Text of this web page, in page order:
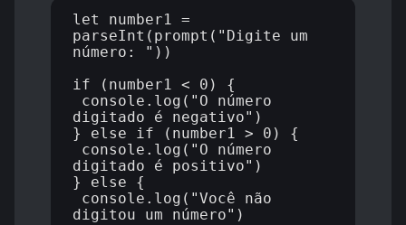
let number1 =
parseInt(prompt("Digite um
número: "))
if (number1 < 0) {
console.log("O número
digitado é negativo")
} else if (number1 > 0) {
console.log("O número
digitado é positivo")
} else {
console.log("Você não
digitou um número")